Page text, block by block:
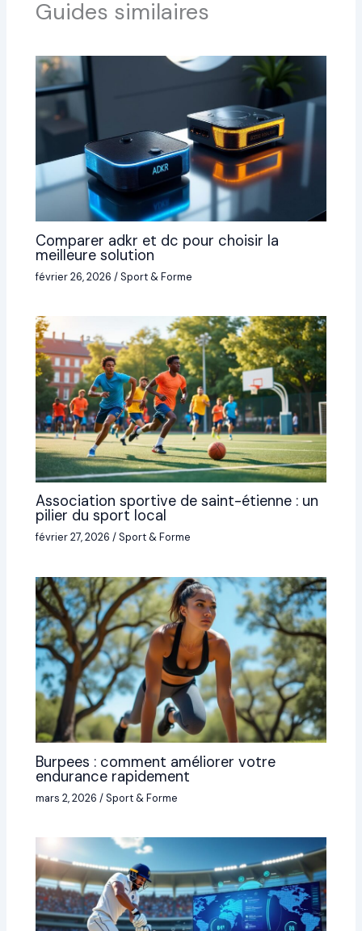
Guides similaires
Comparer adkr et dc pour choisir la
meilleure solution
février 26, 2026/Sport & Forme
Association sportive de saint-étienne : un
pilier du sport local
février 27, 2026/Sport & Forme
Burpees : comment améliorer votre
endurance rapidement
mars 2, 2026/Sport & Forme